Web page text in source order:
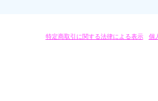
特定商取引に関する法律による表示/ 個